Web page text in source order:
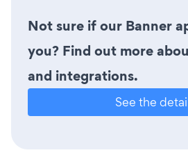
Not sure if our Banner
you? Find out more
and integrations.
See the